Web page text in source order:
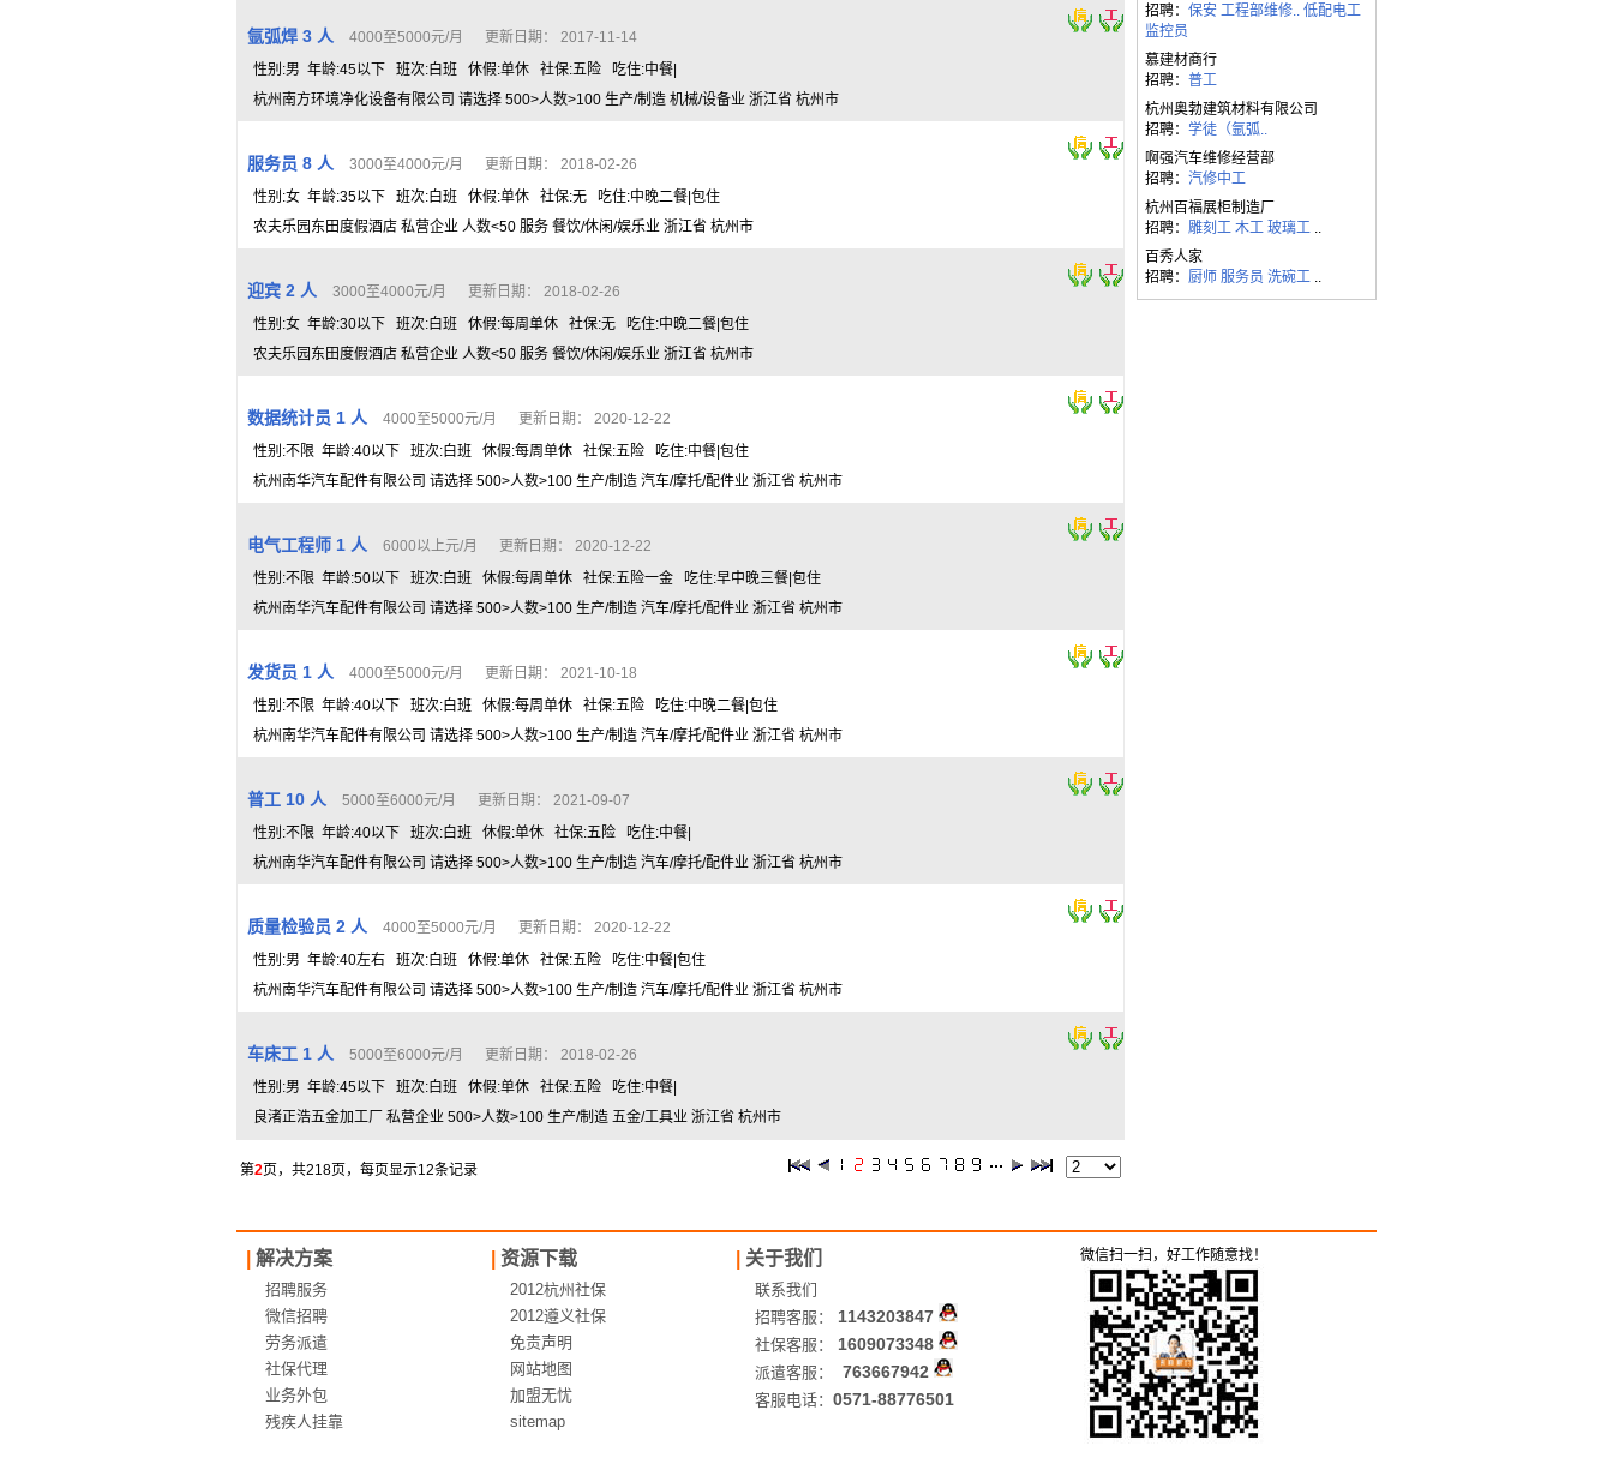
氩弧焊 3 人
4000至5000元/月 更新日期： 2017-11-14
性别:男 年龄:45以下 班次:白班 休假:单休 社保:五险 吃住:中餐|
杭州南方环境净化设备有限公司 请选择 500>人数>100 生产/制造 机械/设备业 浙江省 杭州市
服务员 8 人
3000至4000元/月 更新日期： 2018-02-26
性别:女 年龄:35以下 班次:白班 休假:单休 社保:无 吃住:中晚二餐|包住
农夫乐园东田度假酒店 私营企业 人数<50 服务 餐饮/休闲/娱乐业 浙江省 杭州市
迎宾 2 人
3000至4000元/月 更新日期： 2018-02-26
性别:女 年龄:30以下 班次:白班 休假:每周单休 社保:无 吃住:中晚二餐|包住
农夫乐园东田度假酒店 私营企业 人数<50 服务 餐饮/休闲/娱乐业 浙江省 杭州市
数据统计员 1 人
4000至5000元/月 更新日期： 2020-12-22
性别:不限 年龄:40以下 班次:白班 休假:每周单休 社保:五险 吃住:中餐|包住
杭州南华汽车配件有限公司 请选择 500>人数>100 生产/制造 汽车/摩托/配件业 浙江省 杭州市
电气工程师 1 人
6000以上元/月 更新日期： 2020-12-22
性别:不限 年龄:50以下 班次:白班 休假:每周单休 社保:五险一金 吃住:早中晚三餐|包住
杭州南华汽车配件有限公司 请选择 500>人数>100 生产/制造 汽车/摩托/配件业 浙江省 杭州市
发货员 1 人
4000至5000元/月 更新日期： 2021-10-18
性别:不限 年龄:40以下 班次:白班 休假:每周单休 社保:五险 吃住:中晚二餐|包住
杭州南华汽车配件有限公司 请选择 500>人数>100 生产/制造 汽车/摩托/配件业 浙江省 杭州市
普工 10 人
5000至6000元/月 更新日期： 2021-09-07
性别:不限 年龄:40以下 班次:白班 休假:单休 社保:五险 吃住:中餐|
杭州南华汽车配件有限公司 请选择 500>人数>100 生产/制造 汽车/摩托/配件业 浙江省 杭州市
质量检验员 2 人
4000至5000元/月 更新日期： 2020-12-22
性别:男 年龄:40左右 班次:白班 休假:单休 社保:五险 吃住:中餐|包住
杭州南华汽车配件有限公司 请选择 500>人数>100 生产/制造 汽车/摩托/配件业 浙江省 杭州市
车床工 1 人
5000至6000元/月 更新日期： 2018-02-26
性别:男 年龄:45以下 班次:白班 休假:单休 社保:五险 吃住:中餐|
良渚正浩五金加工厂 私营企业 500>人数>100 生产/制造 五金/工具业 浙江省 杭州市
第2页，共218页，每页显示12条记录
招聘： 保安 工程部维修.. 低配电工
监控员
慕建材商行
招聘： 普工
杭州奥勃建筑材料有限公司
招聘： 学徒（氩弧..
啊强汽车维修经营部
招聘： 汽修中工
杭州百福展柜制造厂
招聘： 雕刻工 木工 玻璃工 ..
百秀人家
招聘： 厨师 服务员 洗碗工 ..
解决方案 资源下载 关于我们 微信扫一扫，好工作随意找！
招聘服务
微信招聘
劳务派遣
社保代理
业务外包
残疾人挂靠
2012杭州社保
2012遵义社保
免责声明
网站地图
加盟无忧
sitemap
联系我们
招聘客服：
1143203847
社保客服： 1609073348
派遣客服： 763667942
客服电话： 0571-88776501